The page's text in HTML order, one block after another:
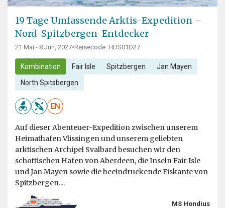
19 Tage Umfassende Arktis-Expedition –
Nord-Spitzbergen-Entdecker
21 Mai - 8 Jun, 2027•Reisecode: HDS01D27
Kombination Fair Isle Spitzbergen Jan Mayen
North Spitsbergen
EN
Auf dieser Abenteuer-Expedition zwischen unserem
Heimathafen Vlissingen und unserem geliebten
arktischen Archipel Svalbard besuchen wir den
schottischen Hafen von Aberdeen, die Inseln Fair Isle
und Jan Mayen sowie die beeindruckende Eiskante von
Spitzbergen....
MS Hondius